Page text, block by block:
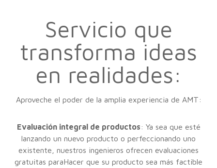
Servicio que
transforma ideas
en realidades:
Aproveche el poder de la amplia experiencia de AMT:
Evaluación integral de productos: Ya sea que esté
lanzando un nuevo producto o perfeccionando uno
existente, nuestros ingenieros ofrecen evaluaciones
gratuitas paraHacer que su producto sea más factible